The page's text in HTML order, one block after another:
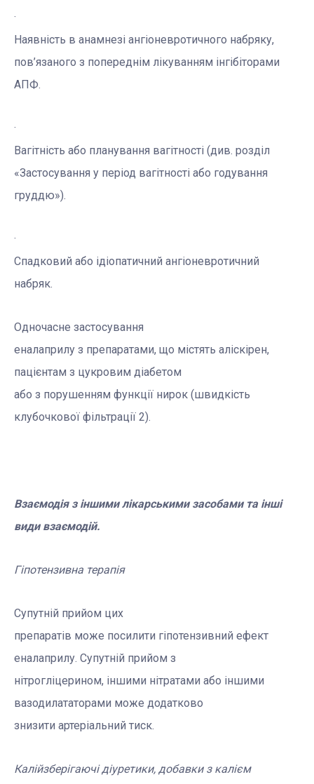
·
Наявність в анамнезі ангіоневротичного набряку,
пов’язаного з попереднім лікуванням інгібіторами
АПФ.
·
Вагітність або планування вагітності (див. розділ
«Застосування у період вагітності або годування
груддю»).
·
Спадковий або ідіопатичний ангіоневротичний
набряк.
Одночасне застосування
еналаприлу з препаратами, що містять аліскірен,
пацієнтам з цукровим діабетом
або з порушенням функції нирок (швидкість
клубочкової фільтрації 2).
Взаємодія з іншими лікарськими засобами та інші
види взаємодій.
Гіпотензивна терапія
Супутній прийом цих
препаратів може посилити гіпотензивний ефект
еналаприлу. Супутній прийом з
нітрогліцерином, іншими нітратами або іншими
вазодилататорами може додатково
знизити артеріальний тиск.
Калійзберігаючі діуретики, добавки з калієм